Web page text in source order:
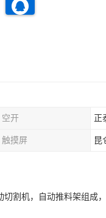
空开 正
触摸屏 昆
割机，自动推料架组成